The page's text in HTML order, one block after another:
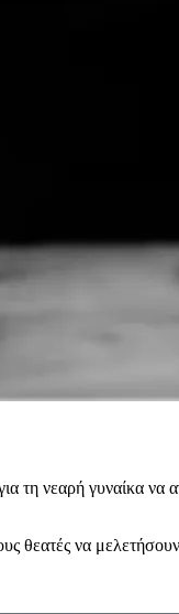
τη νεαρή γυναίκα να
θεατές να